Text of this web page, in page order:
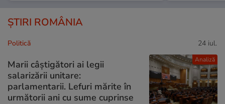
ȘTIRI ROMÂNIA
Analiză
Politică 24 iul.
Marii câștigători ai legii
salarizării unitare:
parlamentarii. Lefuri mărite în
următorii ani cu sume cuprinse